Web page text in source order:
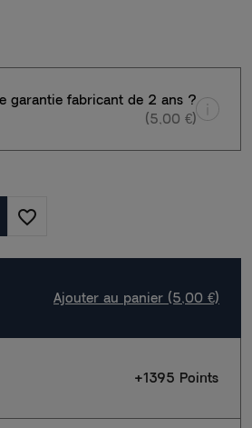
garantie fabricant de 2 ans ?
(5,00 €)
favorite_border
Ajouter au panier (5,00 €)
+1395 Points